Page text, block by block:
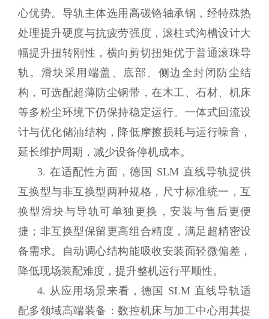
心优势。导轨主体选用高碳铬轴承钢，经特殊热
处理提升硬度与抗疲劳强度，滚柱式沟槽设计大
幅提升扭转刚性，横向剪切扭矩优于普通滚珠导
轨。滑块采用端盖、底部、侧边全封闭防尘结
构，可选配超薄防尘钢带，在木工、石材、机床
等多粉尘环境下仍保持稳定运行。一体式回流设
计与优化储油结构，降低摩擦损耗与运行噪音，
延长维护周期，减少设备停机成本。
3. 在适配性方面，德国 SLM 直线导轨提供
互换型与非互换型两种规格，尺寸标准统一，互
换型滑块与导轨可单独更换，安装与售后更便
捷；非互换型保留更高组合精度，满足超精密设
备需求。自动调心结构能吸收安装面轻微偏差，
降低现场装配难度，提升整机运行平顺性。
4. 从应用场景来看，德国 SLM 直线导轨适
配多领域高端装备：数控机床与加工中心用其提